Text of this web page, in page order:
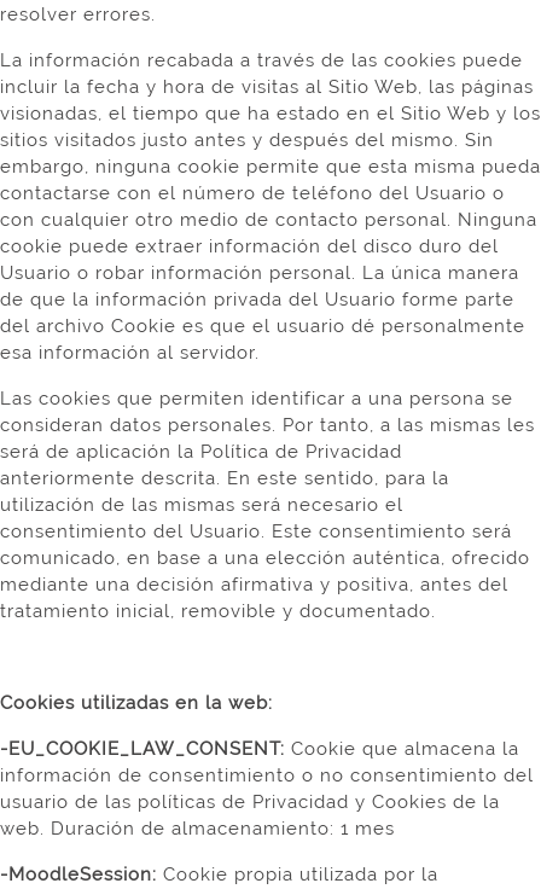
resolver errores.
La información recabada a través de las cookies puede
incluir la fecha y hora de visitas al Sitio Web, las páginas
visionadas, el tiempo que ha estado en el Sitio Web y los
sitios visitados justo antes y después del mismo. Sin
embargo, ninguna cookie permite que esta misma pueda
contactarse con el número de teléfono del Usuario o
con cualquier otro medio de contacto personal. Ninguna
cookie puede extraer información del disco duro del
Usuario o robar información personal. La única manera
de que la información privada del Usuario forme parte
del archivo Cookie es que el usuario dé personalmente
esa información al servidor.
Las cookies que permiten identificar a una persona se
consideran datos personales. Por tanto, a las mismas les
será de aplicación la Política de Privacidad
anteriormente descrita. En este sentido, para la
utilización de las mismas será necesario el
consentimiento del Usuario. Este consentimiento será
comunicado, en base a una elección auténtica, ofrecido
mediante una decisión afirmativa y positiva, antes del
tratamiento inicial, removible y documentado.
Cookies utilizadas en la web:
-EU_COOKIE_LAW_CONSENT: Cookie que almacena la
información de consentimiento o no consentimiento del
usuario de las políticas de Privacidad y Cookies de la
web. Duración de almacenamiento: 1 mes
-MoodleSession: Cookie propia utilizada por la